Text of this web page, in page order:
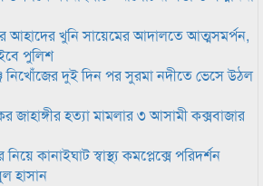
আহাদের খুনি সায়েমের আদালতে আত্মসমর্পন,
পুলিশ
নিখোঁজের দুই দিন পর সুরমা নদীতে ভেসে উঠল
জাহাঙ্গীর হত্যা মামলার ৩ আসামী কক্সবাজার
কানাইঘাট স্বাস্থ্য কমপ্লেক্সে পরিদর্শন
হাসান